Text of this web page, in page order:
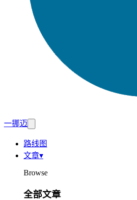
一挪迈
路线图
文章▾
Browse
全部文章